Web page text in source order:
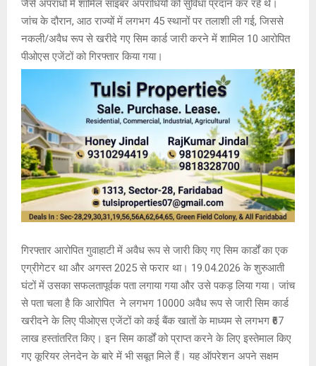
जैसे अपराधों में शामिल साइबर अपराधियों को सुविधा प्रदान कर रहे थे।
जांच के दौरान, आठ राज्यों में लगभग 45 स्थानों पर तलाशी ली गई, जिससे
नकली/अवैध रूप से खरीदे गए सिम कार्ड जारी करने में शामिल 10 आरोपित
पीओएस एजेंटों को गिरफ्तार किया गया।
गिरफ्तार आरोपित गुवाहाटी में अवैध रूप से जारी किए गए सिम कार्डों का एक
एग्रीगेटर था और अगस्त 2025 से फरार था। 19.04.2026 के शुरुआती
घंटों में उसका सफलतापूर्वक पता लगाया गया और उसे पकड़ लिया गया। जांच
से पता चला है कि आरोपित ने लगभग 10000 अवैध रूप से जारी सिम कार्ड
खरीदने के लिए पीओएस एजेंटों को कई बैंक खातों के माध्यम से लगभग ₹67
लाख हस्तांतरित किए। इन सिम कार्डों को प्राप्त करने के लिए इस्तेमाल किए
गए कूरियर लेनदेन के बारे में भी सबूत मिले हैं। यह ऑपरेशन अपने सक्षम